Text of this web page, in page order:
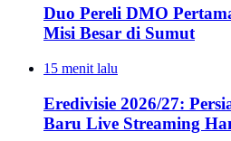
Duo Pereli DMO
Misi Besar di Sumut
15 menit lalu
Eredivisie 2026/27:
Baru Live Streaming